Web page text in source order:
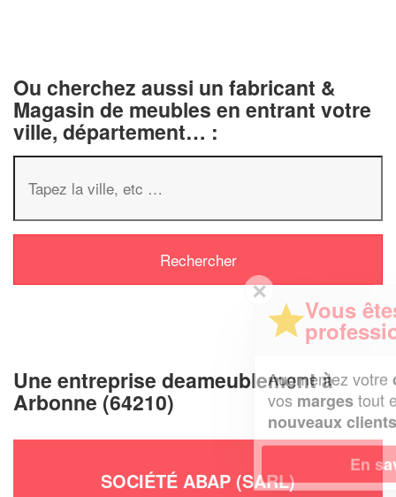
Ou cherchez aussi un fabricant &
Magasin de meubles en entrant votre
ville, département… :
Une entreprise deameublement à
Arbonne (64210)
SOCIÉTÉ ABAP (SARL)
✕
Vous êtes un
professionnel ?
Augmentez votrechiffre d'affaireset
vosmarges
tout en gagnant de
nouveaux clients